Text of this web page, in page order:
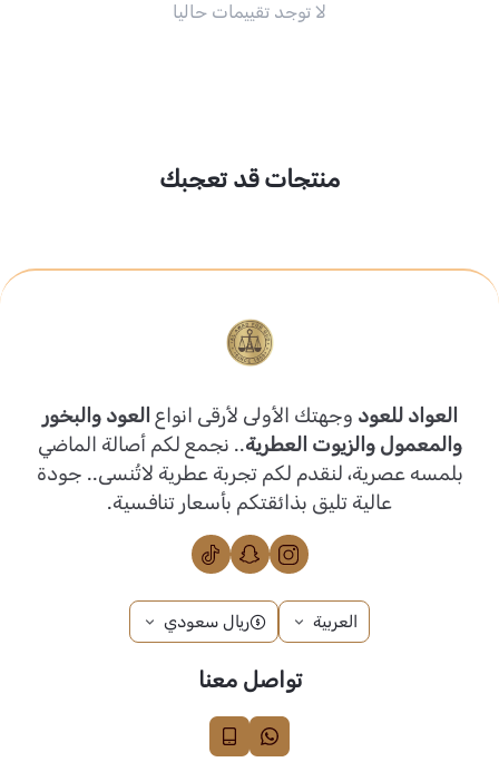
لا توجد تقييمات حاليا
منتجات قد تعجبك
العواد للعود وجهتك الأولى لأرقى انواع العود والبخور
والمعمول والزيوت العطرية.. نجمع لكم أصالة الماضي
بلمسه عصرية، لنقدم لكم تجربة عطرية لاتُنسى.. جودة
عالية تليق بذائقتكم بأسعار تنافسية.
العربية ريال سعودي
تواصل معنا